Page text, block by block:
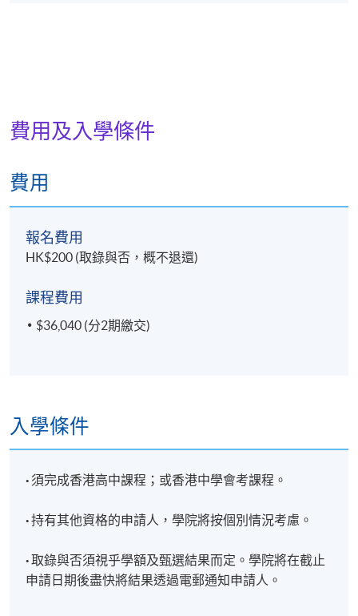
費用及入學條件
費用
報名費用
HK$200 (取錄與否，概不退還)
課程費用
$36,040 (分2期繳交)
入學條件
· 須完成香港高中課程；或香港中學會考課程。
·持有其他資格的申請人，學院將按個別情況考慮。
·取錄與否須視乎學額及甄選結果而定。學院將在截止
申請日期後盡快將結果透過電郵通知申請人。